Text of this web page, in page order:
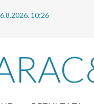
6.8.2026. 10:26